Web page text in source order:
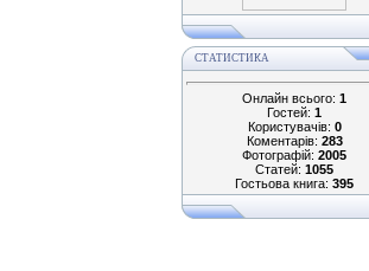
СТАТИСТИКА
Онлайн всього: 1
Гостей: 1
Користувачів: 0
Коментарів: 283
Фотографій: 2005
Статей: 1055
Гостьова книга: 395